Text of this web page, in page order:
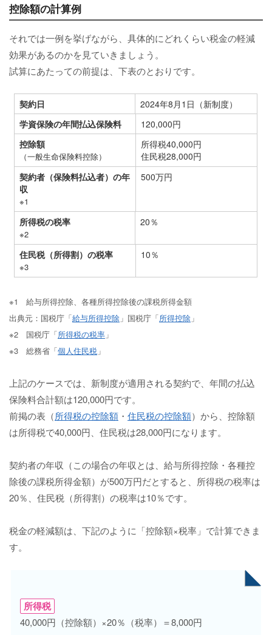
控除額の計算例
それでは一例を挙げながら、具体的にどれくらい税金の軽減
効果があるのかを見ていきましょう。
試算にあたっての前提は、下表のとおりです。
契約日
2024年8月1日（新制度）
学資保険の年間払込保険料
120,000円
控除額
（一般生命保険料控除）
所得税40,000円
住民税28,000円
契約者（保険料払込者）の年
収
※1
500万円
所得税の税率
※2
20％
住民税（所得割）の税率
※3
10％
※1 給与所得控除、各種所得控除後の課税所得金額
出典元：国税庁「給与所得控除 」国税庁「所得控除 」
※2 国税庁「所得税の税率 」
※3 総務省「個人住民税 」
上記のケースでは、新制度が適用される契約で、年間の払込
保険料合計額は120,000円です。
前掲の表（所得税の控除額 ・ 住民税の控除額）から、控除額
は所得税で40,000円、住民税は28,000円になります。
契約者の年収（この場合の年収とは、給与所得控除・各種控
除後の課税所得金額）が500万円だとすると、所得税の税率は
20％、住民税（所得割）の税率は10％です。
税金の軽減額は、下記のように「控除額×税率」で計算できま
す。
所得税
40,000円（控除額）×20％（税率）＝8,000円